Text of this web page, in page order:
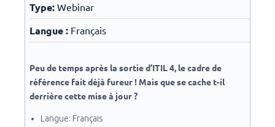
Type: Webinar
Langue : Français
Peu de temps après la sortie d’ITIL 4, le cadre de
référence fait déjà fureur ! Mais que se cache t-il
derrière cette mise à jour ?
Langue: Français